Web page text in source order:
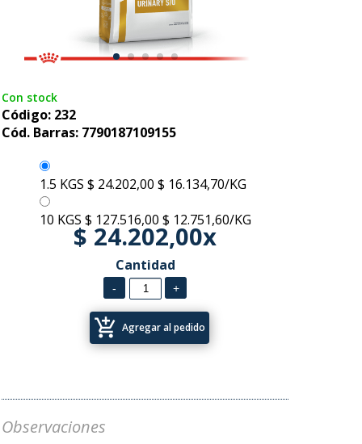
Con stock
Código: 232
Cód. Barras: 7790187109155
1.5 KGS $ 24.202,00 $ 16.134,70/KG
10 KGS $ 127.516,00 $ 12.751,60/KG
$ 24.202,00x
Cantidad
add_shopping_cart Agregar al pedido
Observaciones